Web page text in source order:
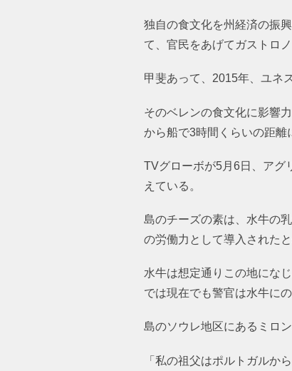
独自の食文化を州経済の振
て、官民をあげてガストロ
甲斐あって、2015年、ユネ
そのベレンの食文化に影響
から船で3時間くらいの距離
TVグローボが5月6日、アグ
えている。
島のチーズの素は、水牛の
の労働力として導入された
水牛は想定通りこの地にな
は現在でも警官は水牛にの
島のソウレ地区にあるミロ
「私の祖父はポルトガルか